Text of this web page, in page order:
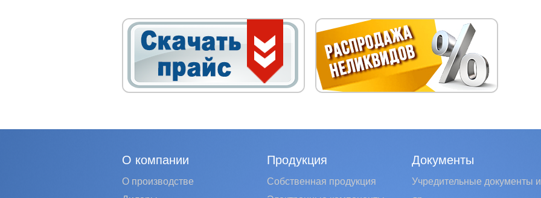
О компании
О производстве
Продукция
Собственная продукция
Документы
Учредительные документы и